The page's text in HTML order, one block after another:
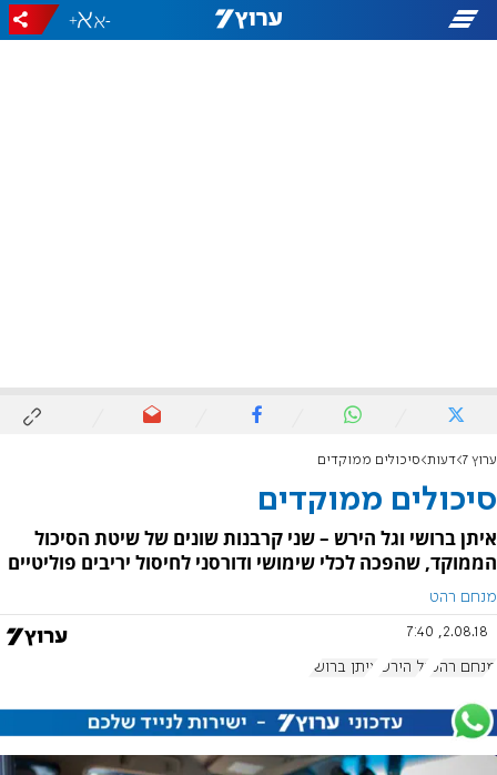
-
+
ערוץ 7 דעות סיכולים ממוקדים
סיכולים ממוקדים
איתן ברושי וגל הירש – שני קרבנות שונים של שיטת הסיכול
הממוקד, שהפכה לכלי שימושי ודורסני לחיסול יריבים פוליטיים
מנחם רהט
2.08.18, 7:40
מנחם רהט גל הירש איתן ברושי